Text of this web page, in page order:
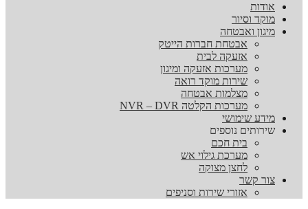
אודות
מוקד וסיור
מיגון ואבטחה
אבטחת חברות הייטק
אזעקה לבית
מערכות אזעקה ומיגון
שירות מוקד רואה
מצלמות אבטחה
מערכות הקלטה NVR – DVR
מידע שימושי
שירותים נוספים
בית חכם
מערכת גילוי אש
לחצן מצוקה
צור קשר
אזורי שירות וסניפים